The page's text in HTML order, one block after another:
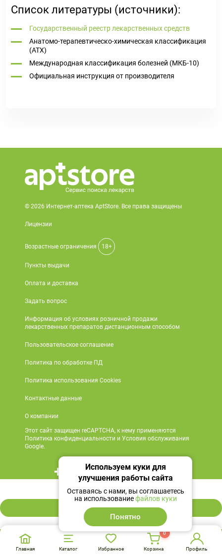
232 ₽
В корзину
Список литературы (источники):
Государственный реестр лекарственных средств
Анатомо-терапевтическо-химическая классификация
(ATX)
Международная классификация болезней (МКБ-10)
Официальная инструкция от производителя
© 2026 Интернет-аптека AptStore. Все права защищены
Лицензии
Возрастные ограничения 18+
Пункты выдачи
Оплата и доставка
Задать вопрос
Информация об условиях розничной продажи
лекарственных препаратов дистанционным способом
Пользовательское соглашение
Политика по обработке ПД
Политика использования Cookies
Контактные данные
О компании
Этот сайт защищен reCAPTCHA, к нему применяются
Политика конфиденциальности и Условия обслуживания
Google.
+7 495 419 18 18
Мы в социальных сетях
Главная Каталог Избранное Корзина
0
Профиль
Используем куки для
улучшения работы сайта
Оставаясь с нами, вы соглашаетесь
на использованиефайлов куки
Понятно